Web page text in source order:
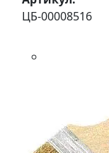
ЦБ-00008516